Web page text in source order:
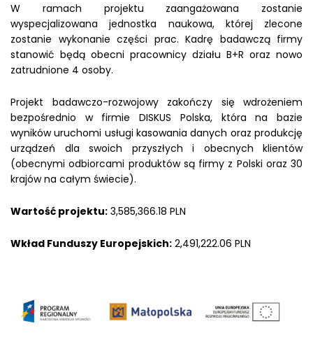
W ramach projektu zaangażowana zostanie
wyspecjalizowana jednostka naukowa, której zlecone
zostanie wykonanie części prac. Kadrę badawczą firmy
stanowić będą obecni pracownicy działu B+R oraz nowo
zatrudnione 4 osoby.
Projekt badawczo-rozwojowy zakończy się wdrożeniem
bezpośrednio w firmie DISKUS Polska, która na bazie
wyników uruchomi usługi kasowania danych oraz produkcję
urządzeń dla swoich przyszłych i obecnych klientów
(obecnymi odbiorcami produktów są firmy z Polski oraz 30
krajów na całym świecie).
Wartość projektu: 3,585,366.18 PLN
Wkład Funduszy Europejskich: 2,491,222.06 PLN